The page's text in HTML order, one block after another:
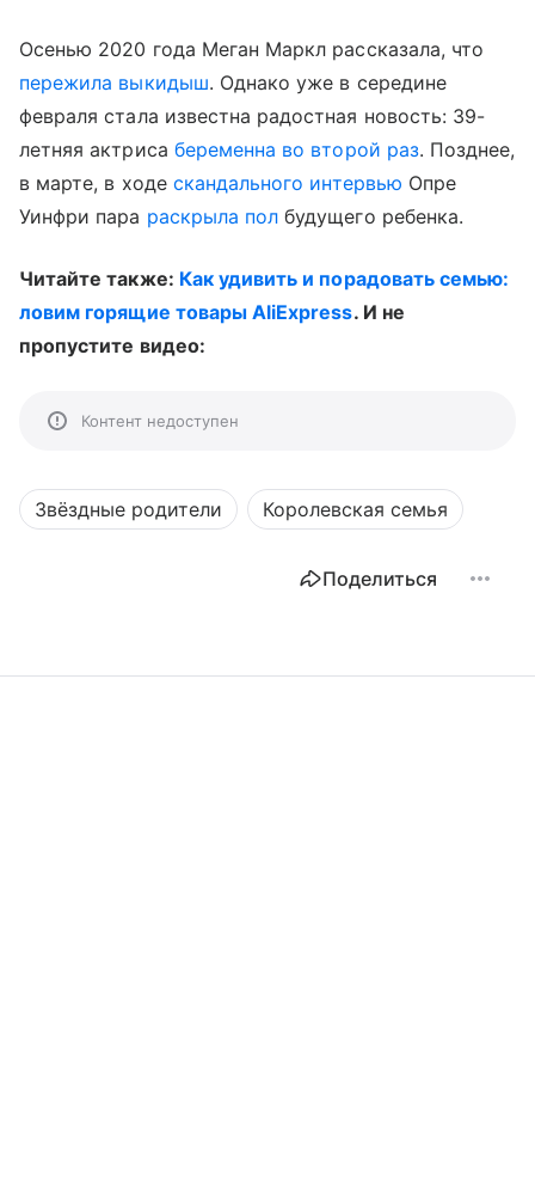
Осенью 2020 года Меган Маркл рассказала, что
пережила выкидыш. Однако уже в середине
февраля стала известна радостная новость: 39-
летняя актриса беременна во второй раз. Позднее,
в марте, в ходе скандального интервью Опре
Уинфри пара раскрыла пол будущего ребенка.
Читайте также: Как удивить и порадовать семью:
ловим горящие товары AliExpress. И не
пропустите видео:
Контент недоступен
Звёздные родители Королевская семья
Поделиться